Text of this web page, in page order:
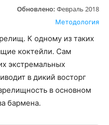
Обновлено: Февраль 2018
Методология
К одному из таких
коктейли. Сам
экстремальных
в дикий восторг
в основном
бармена.